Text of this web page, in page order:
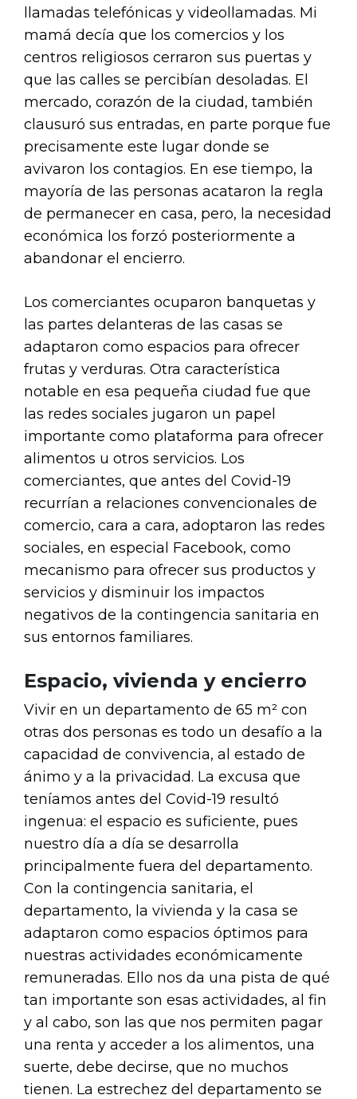
llamadas telefónicas y videollamadas. Mi
mamá decía que los comercios y los
centros religiosos cerraron sus puertas y
que las calles se percibían desoladas. El
mercado, corazón de la ciudad, también
clausuró sus entradas, en parte porque fue
precisamente este lugar donde se
avivaron los contagios. En ese tiempo, la
mayoría de las personas acataron la regla
de permanecer en casa, pero, la necesidad
económica los forzó posteriormente a
abandonar el encierro.
Los comerciantes ocuparon banquetas y
las partes delanteras de las casas se
adaptaron como espacios para ofrecer
frutas y verduras. Otra característica
notable en esa pequeña ciudad fue que
las redes sociales jugaron un papel
importante como plataforma para ofrecer
alimentos u otros servicios. Los
comerciantes, que antes del Covid-19
recurrían a relaciones convencionales de
comercio, cara a cara, adoptaron las redes
sociales, en especial Facebook, como
mecanismo para ofrecer sus productos y
servicios y disminuir los impactos
negativos de la contingencia sanitaria en
sus entornos familiares.
Espacio, vivienda y encierro
Vivir en un departamento de 65 m² con
otras dos personas es todo un desafío a la
capacidad de convivencia, al estado de
ánimo y a la privacidad. La excusa que
teníamos antes del Covid-19 resultó
ingenua: el espacio es suficiente, pues
nuestro día a día se desarrolla
principalmente fuera del departamento.
Con la contingencia sanitaria, el
departamento, la vivienda y la casa se
adaptaron como espacios óptimos para
nuestras actividades económicamente
remuneradas. Ello nos da una pista de qué
tan importante son esas actividades, al fin
y al cabo, son las que nos permiten pagar
una renta y acceder a los alimentos, una
suerte, debe decirse, que no muchos
tienen. La estrechez del departamento se